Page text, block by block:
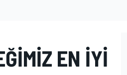
EN IYI